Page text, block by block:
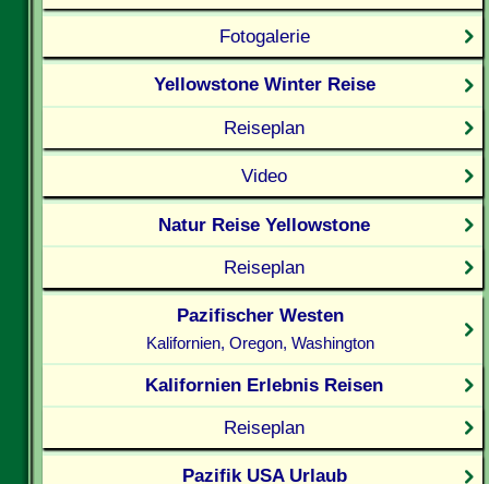
Fotogalerie
Yellowstone Winter Reise
Reiseplan
Video
Natur Reise Yellowstone
Reiseplan
Pazifischer Westen
Kalifornien, Oregon, Washington
Kalifornien Erlebnis Reisen
Reiseplan
Pazifik USA Urlaub